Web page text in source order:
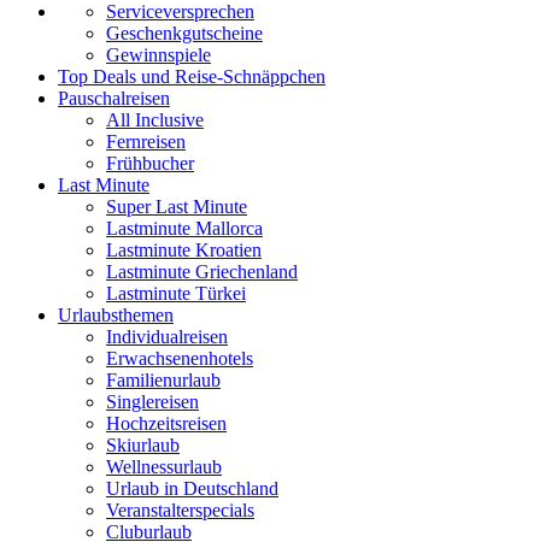
Serviceversprechen
Geschenkgutscheine
Gewinnspiele
Top Deals und Reise-Schnäppchen
Pauschalreisen
All Inclusive
Fernreisen
Frühbucher
Last Minute
Super Last Minute
Lastminute Mallorca
Lastminute Kroatien
Lastminute Griechenland
Lastminute Türkei
Urlaubsthemen
Individualreisen
Erwachsenenhotels
Familienurlaub
Singlereisen
Hochzeitsreisen
Skiurlaub
Wellnessurlaub
Urlaub in Deutschland
Veranstalterspecials
Cluburlaub